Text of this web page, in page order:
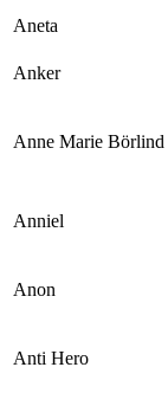
Aneta
Anker
Anne Marie Börlind
Anniel
Anon
Anti Hero